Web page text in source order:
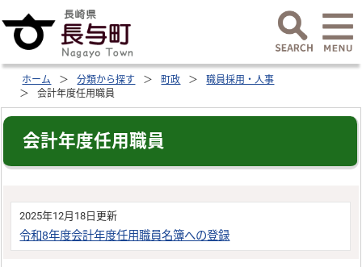
ホーム 分類から探す 町政
職員採用・人事
会計年度任用職員
会計年度任用職員
2025年12月18日更新
令和8年度会計年度任用職員名簿への登録